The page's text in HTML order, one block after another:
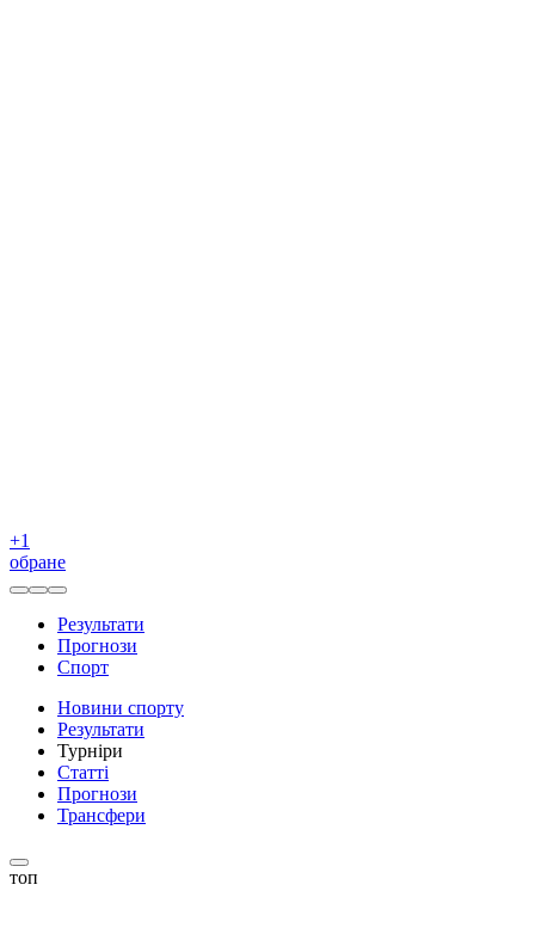
+1
обране
Результати
Прогнози
Спорт
Новини спорту
Результати
Турніри
Статті
Прогнози
Трансфери
топ